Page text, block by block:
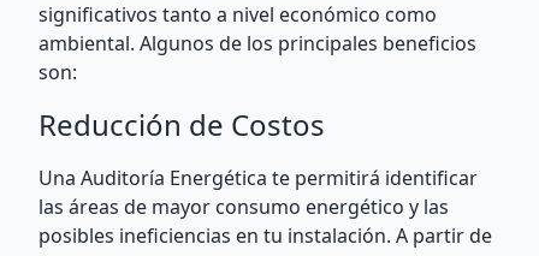
significativos tanto a nivel económico como
ambiental. Algunos de los principales beneficios
son:
Reducción de Costos
Una Auditoría Energética te permitirá identificar
las áreas de mayor consumo energético y las
posibles ineficiencias en tu instalación. A partir de